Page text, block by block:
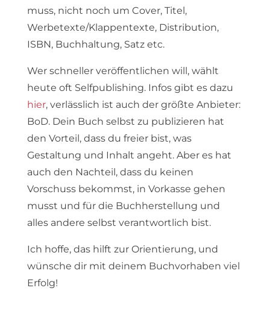
muss, nicht noch um Cover, Titel,
Werbetexte/Klappentexte, Distribution,
ISBN, Buchhaltung, Satz etc.
Wer schneller veröffentlichen will, wählt
heute oft Selfpublishing. Infos gibt es dazu
hier, verlässlich ist auch der größte Anbieter:
BoD. Dein Buch selbst zu publizieren hat
den Vorteil, dass du freier bist, was
Gestaltung und Inhalt angeht. Aber es hat
auch den Nachteil, dass du keinen
Vorschuss bekommst, in Vorkasse gehen
musst und für die Buchherstellung und
alles andere selbst verantwortlich bist.
Ich hoffe, das hilft zur Orientierung, und
wünsche dir mit deinem Buchvorhaben viel
Erfolg!